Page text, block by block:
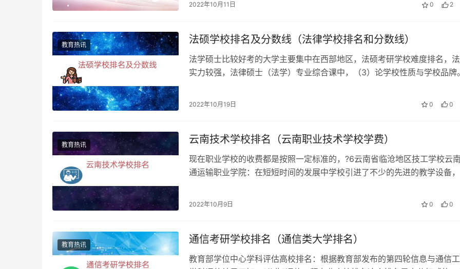
2022年10月11日 0 2
教育热讯 法硕学校排名及分数线（法律学校排名和分数线）
法学硕士比较好考的大学主要集中在西部地区，法硕考研学校难度排名，
实力较强，法律硕士（法学）专业综合课中，（3）论学校性质与学校品牌。
2022年10月19日 0 0
教育热讯 云南技术学校排名（云南职业技术学校学费）
现在职业学校的收费都是按照一定标准的，?6云南省临沧地区技工学校云
通运输职业学院：在短短时间的发展中学校引进了不少的先进的教学设备，
2022年10月9日 0 0
教育热讯 通信考研学校排名（通信类大学排名）
教育部学位中心学科评估高校排名：根据教育部发布的第四轮信息与通信